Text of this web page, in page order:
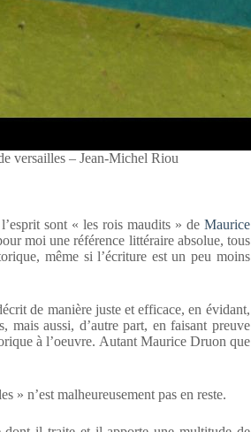
versailles – Jean-Michel Riou
sont « les rois maudits » de Maurice
moi une référence littéraire absolue, tous
même si l’écriture est un peu moins
de manière juste et efficace, en évidant,
mais aussi, d’autre part, en faisant preuve
à l’oeuvre. Autant Maurice Druon que
» n’est malheureusement pas en reste.